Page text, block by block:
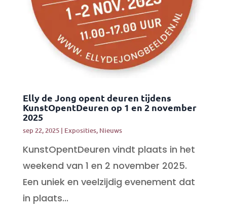
Elly de Jong opent deuren tijdens
KunstOpentDeuren op 1 en 2 november
2025
sep 22, 2025| Exposities, Nieuws
KunstOpentDeuren vindt plaats in het
weekend van 1 en 2 november 2025.
Een uniek en veelzijdig evenement dat
in plaats...